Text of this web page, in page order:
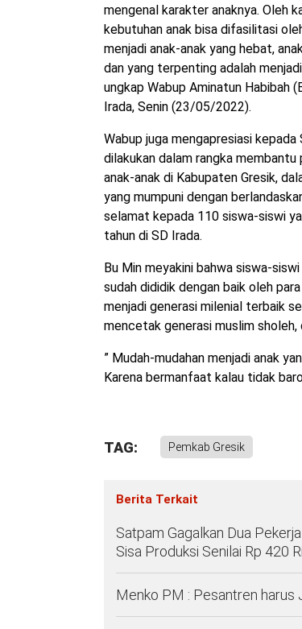
mengenal karakter anaknya. Oleh
kebutuhan anak bisa difasilitasi
menjadi anak-anak yang hebat,
dan yang terpenting adalah
ungkap Wabup Aminatun Habibah
Irada, Senin (23/05/2022).
Wabup juga mengapresiasi
dilakukan dalam rangka
anak-anak di Kabupaten Gresik,
yang mumpuni dengan
selamat kepada 110 siswa-siswi
tahun di SD Irada.
Bu Min meyakini bahwa siswa-
sudah dididik dengan baik oleh
menjadi generasi milenial terbaik
mencetak generasi muslim sholeh,
” Mudah-mudahan menjadi anak
Karena bermanfaat kalau tidak
TAG: Pemkab Gresik
Berita Terkait
Satpam Gagalkan Dua
Sisa Produksi Senilai Rp 420
Menko PM : Pesantren